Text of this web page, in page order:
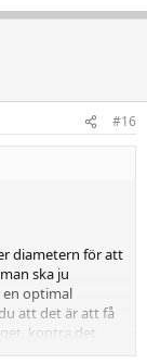
#16
diametern för att
ska ju
optimal
att det är att få
kontra det
längd? Eller är